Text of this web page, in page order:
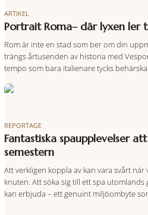
ARTIKEL
Portrait Roma– där lyxen ler
Rom är inte en stad som ber om din
trängs årtusenden av historia med
tempo som bara italienare tycks
den smått osannolika bedriften att
REPORTAGE
Fantastiska spaupplevelser
semestern
Att verkligen koppla av kan vara svårt
knuten. Att söka sig till ett spa
kan erbjuda – ett genuint miljöombyte